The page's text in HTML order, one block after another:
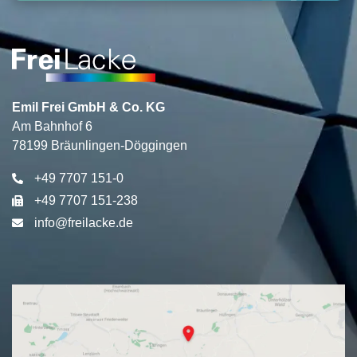
Emil Frei GmbH & Co. KG
Am Bahnhof 6
78199 Bräunlingen-Döggingen
+49 7707 151-0
+49 7707 151-238
info@freilacke.de